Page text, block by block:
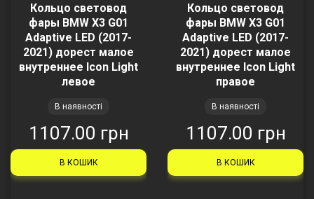
Кольцо световод
фары BMW X3 G01
Adaptive LED (2017-
2021) дорест малое
внутреннее Icon Light
левое
В наявності
1107.00 грн
В КОШИК
Кольцо световод
фары BMW X3 G01
Adaptive LED (2017-
2021) дорест малое
внутреннее Icon Light
правое
В наявності
1107.00 грн
В КОШИК